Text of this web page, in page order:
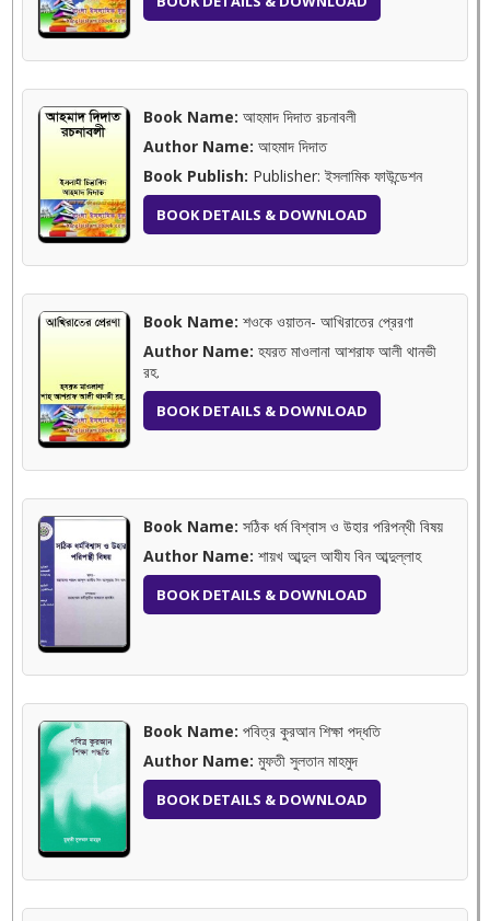
Book Name: আহমাদ দিদাত রচনাবলী
Author Name: আহমাদ দিদাত
Book Publish: Publisher: ইসলামিক ফাউন্ডেশন
BOOK DETAILS & DOWNLOAD
Book Name: শওকে ওয়াতন- আখিরাতের প্রেরণা
Author Name: হযরত মাওলানা আশরাফ আলী থানভী
রহ.
BOOK DETAILS & DOWNLOAD
Book Name: সঠিক ধর্ম বিশ্বাস ও উহার পরিপন্থী বিষয়
Author Name: শায়খ আব্দুল আযীয বিন আব্দুল্লাহ
BOOK DETAILS & DOWNLOAD
Book Name: পবিত্র কুরআন শিক্ষা পদ্ধতি
Author Name: মুফতী সুলতান মাহমুদ
BOOK DETAILS & DOWNLOAD